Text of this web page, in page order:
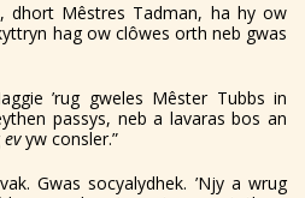
dhort Mêstres Tadman, ha hy ow
hag ow clôwes orth neb gwas
’rug gweles Mêster Tubbs in
passys, neb a lavaras bos an
evyw consler.”
Gwas socyalydhek. ’Njy a wrug